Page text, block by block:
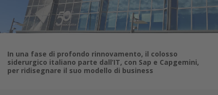
In una fase di profondo rinnovamento, il colosso
siderurgico italiano parte dall’IT, con Sap e Capgemini,
per ridisegnare il suo modello di business